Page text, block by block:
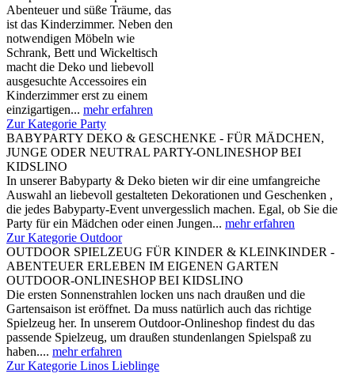
Abenteuer und süße Träume, das
ist das Kinderzimmer. Neben den
notwendigen Möbeln wie
Schrank, Bett und Wickeltisch
macht die Deko und liebevoll
ausgesuchte Accessoires ein
Kinderzimmer erst zu einem
einzigartigen... mehr erfahren
Zur Kategorie Party
BABYPARTY DEKO & GESCHENKE - FÜR MÄDCHEN,
JUNGE ODER NEUTRAL PARTY-ONLINESHOP BEI
KIDSLINO
In unserer Babyparty & Deko bieten wir dir eine umfangreiche
Auswahl an liebevoll gestalteten Dekorationen und Geschenken ,
die jedes Babyparty-Event unvergesslich machen. Egal, ob Sie die
Party für ein Mädchen oder einen Jungen... mehr erfahren
Zur Kategorie Outdoor
OUTDOOR SPIELZEUG FÜR KINDER & KLEINKINDER -
ABENTEUER ERLEBEN IM EIGENEN GARTEN
OUTDOOR-ONLINESHOP BEI KIDSLINO
Die ersten Sonnenstrahlen locken uns nach draußen und die
Gartensaison ist eröffnet. Da muss natürlich auch das richtige
Spielzeug her. In unserem Outdoor-Onlineshop findest du das
passende Spielzeug, um draußen stundenlangen Spielspaß zu
haben.... mehr erfahren
Zur Kategorie Linos Lieblinge